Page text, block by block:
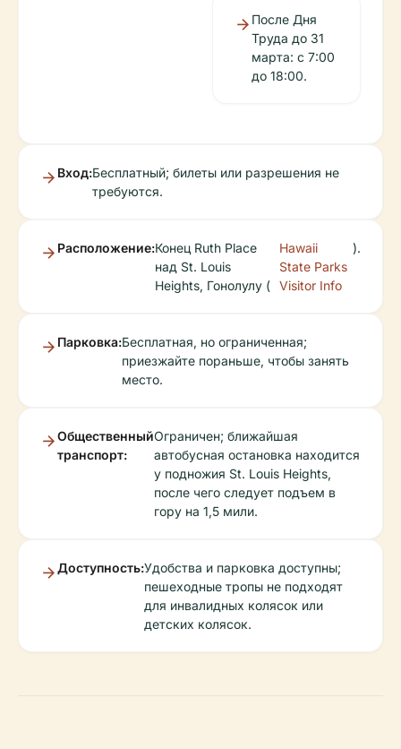
После Дня
Труда до 31
марта: с 7:00
до 18:00.
Вход:Бесплатный; билеты или разрешения не
требуются.
Расположение:Конец Ruth Place
над St. Louis
Heights, Гонолулу (
Hawaii
State Parks
Visitor Info
).
Парковка:Бесплатная, но ограниченная;
приезжайте пораньше, чтобы занять
место.
Общественный
транспорт:
Ограничен; ближайшая
автобусная остановка находится
у подножия St. Louis Heights,
после чего следует подъем в
гору на 1,5 мили.
Доступность:Удобства и парковка доступны;
пешеходные тропы не подходят
для инвалидных колясок или
детских колясок.